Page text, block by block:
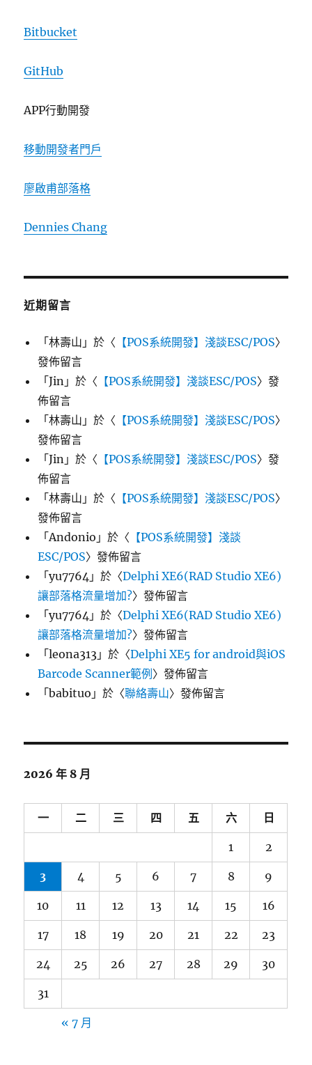
Bitbucket
GitHub
APP行動開發
移動開發者門戶
廖啟甫部落格
Dennies Chang
近期留言
「林壽山 」於〈 【POS系統開發】淺談ESC/POS〉
發佈留言
「Jin 」於〈 【POS系統開發】淺談ESC/POS〉發
佈留言
「林壽山 」於〈 【POS系統開發】淺談ESC/POS〉
發佈留言
「Jin 」於〈 【POS系統開發】淺談ESC/POS〉發
佈留言
「林壽山 」於〈 【POS系統開發】淺談ESC/POS〉
發佈留言
「Andonio 」於〈 【POS系統開發】淺談
ESC/POS〉發佈留言
「yu7764 」於〈Delphi XE6(RAD Studio XE6)
讓部落格流量增加?〉發佈留言
「yu7764 」於〈Delphi XE6(RAD Studio XE6)
讓部落格流量增加?〉發佈留言
「leona313 」於〈Delphi XE5 for android與iOS
Barcode Scanner範例〉發佈留言
「babituo 」於〈聯絡壽山〉發佈留言
2026 年 8 月
一 二 三 四 五 六 日
1 2
3 4 5 6 7 8 9
10 11 12 13 14 15 16
17 18 19 20 21 22 23
24 25 26 27 28 29 30
31
« 7 月